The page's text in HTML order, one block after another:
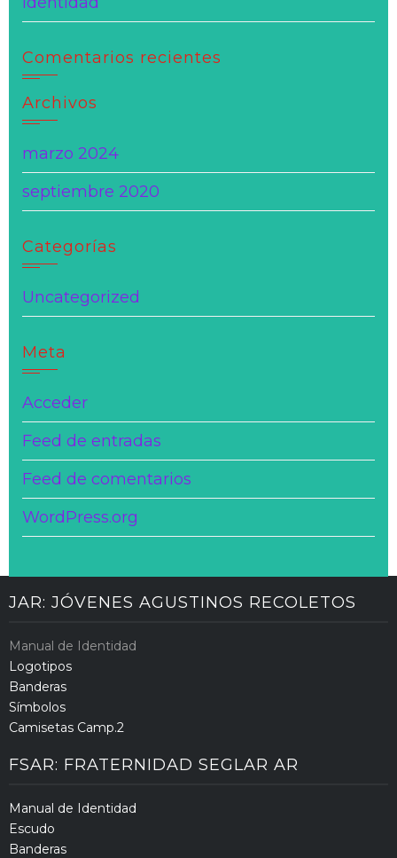
Comentarios recientes
Archivos
marzo 2024
septiembre 2020
Categorías
Uncategorized
Meta
Acceder
Feed de entradas
Feed de comentarios
WordPress.org
JAR: JÓVENES AGUSTINOS RECOLETOS
Manual de Identidad
Logotipos
Banderas
Símbolos
Camisetas Camp.2
FSAR: FRATERNIDAD SEGLAR AR
Manual de Identidad
Escudo
Banderas